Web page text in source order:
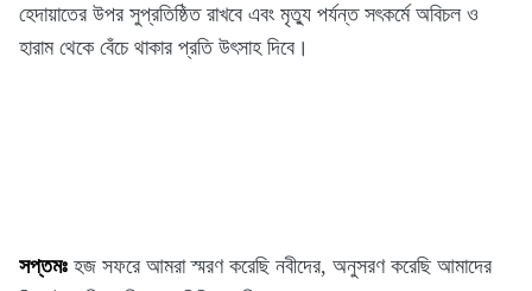
হেদায়াতের উপর সুপ্রতিষ্ঠিত রাখবে এবং মৃত্যু পর্যন্ত সৎকর্মে অবিচল ও
হারাম থেকে বেঁচে থাকার প্রতি উৎসাহ দিবে।
সপ্তমঃ হজ সফরে আমরা স্মরণ করেছি নবীদের, অনুসরণ করেছি আমাদের